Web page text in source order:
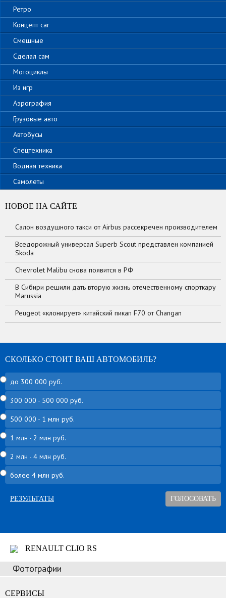
Ретро
Концепт car
Смешные
Сделал сам
Мотоциклы
Из игр
Аэрография
Грузовые авто
Автобусы
Спецтехника
Водная техника
Самолеты
НОВОЕ НА САЙТЕ
Салон воздушного такси от Airbus рассекречен производителем
Вседорожный универсал Superb Scout представлен компанией
Skoda
Chevrolet Malibu снова появится в РФ
В Сибири решили дать вторую жизнь отечественному спорткару
Marussia
Peugeot «клонирует» китайский пикап F70 от Changan
СКОЛЬКО СТОИТ ВАШ АВТОМОБИЛЬ?
до 300 000 руб.
300 000 - 500 000 руб.
500 000 - 1 млн руб.
1 млн - 2 млн руб.
2 млн - 4 млн руб.
более 4 млн руб.
РЕЗУЛЬТАТЫ
RENAULT CLIO RS
Фотографии
СЕРВИСЫ